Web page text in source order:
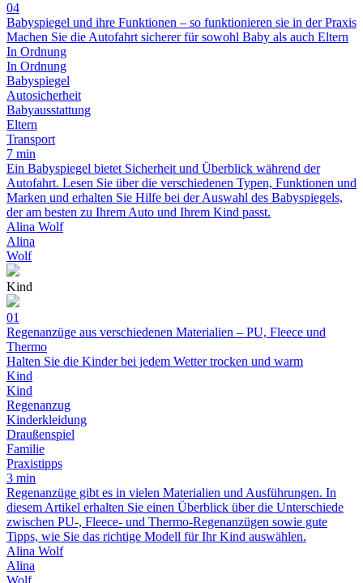
04
Babyspiegel und ihre Funktionen – so funktionieren sie in der Praxis
Machen Sie die Autofahrt sicherer für sowohl Baby als auch Eltern
In Ordnung
In Ordnung
Babyspiegel
Autosicherheit
Babyausstattung
Eltern
Transport
7 min
Ein Babyspiegel bietet Sicherheit und Überblick während der
Autofahrt. Lesen Sie über die verschiedenen Typen, Funktionen und
Marken und erhalten Sie Hilfe bei der Auswahl des Babyspiegels,
der am besten zu Ihrem Auto und Ihrem Kind passt.
Alina Wolf
Alina
Wolf
Kind
01
Regenanzüge aus verschiedenen Materialien – PU, Fleece und
Thermo
Halten Sie die Kinder bei jedem Wetter trocken und warm
Kind
Kind
Regenanzug
Kinderkleidung
Draußenspiel
Familie
Praxistipps
3 min
Regenanzüge gibt es in vielen Materialien und Ausführungen. In
diesem Artikel erhalten Sie einen Überblick über die Unterschiede
zwischen PU-, Fleece- und Thermo-Regenanzügen sowie gute
Tipps, wie Sie das richtige Modell für Ihr Kind auswählen.
Alina Wolf
Alina
Wolf